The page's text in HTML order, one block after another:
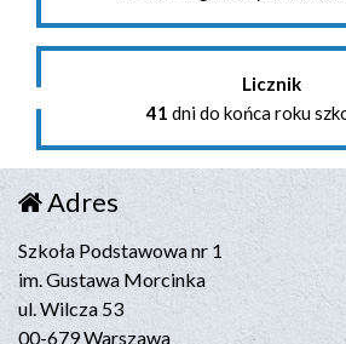
Licznik
41 dni do końca roku
Adres
Szkoła Podstawowa nr 1
im. Gustawa Morcinka
ul. Wilcza 53
00-679 Warszawa